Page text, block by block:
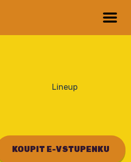
KOUPIT E-VSTUPENKU